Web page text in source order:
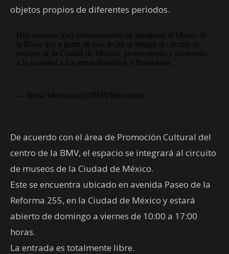
objetos propios de diferentes periodos.
Hoy estamos muy entusiasmados en inaugurar el Museo de
la Bolsa que a partir de esta fecha se integra al circuito de
museos de la Ciudad de México, promoviendo y acercando
a la sociedad a los temas bursátiles y financieros.
— Bolsa Mexicana (@BMVMercados)
De acuerdo con el área de Promoción Cultural del
centro de la BMV, el espacio se integrará al circuito
de museos de la Ciudad de México.
Este se encuentra ubicado en avenida Paseo de la
Reforma 255, en la Ciudad de México y estará
abierto de domingo a viernes de 10:00 a 17:00
horas.
La entrada es totalmente libre.